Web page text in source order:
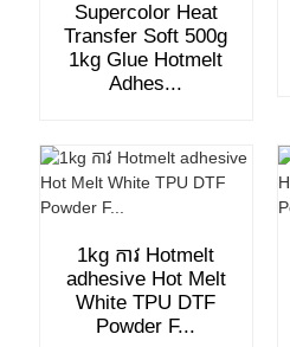
Supercolor Heat
Transfer Soft 500g
1kg Glue Hotmelt
Adhes...
1kg កាវ Hotmelt
adhesive Hot Melt
White TPU DTF
Powder F...